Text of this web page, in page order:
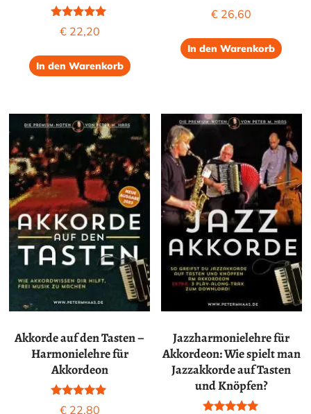
Bewertet
mit
von 5
€22,20
In den Warenkorb
€ 26,60
In den Warenkorb
Akkorde auf den Tasten –
Harmonielehre für
Akkordeon
Bewertet mit
€22,80
Jazzharmonielehre für
Akkordeon: Wie spielt man
Jazzakkorde auf Tasten
und Knöpfen?